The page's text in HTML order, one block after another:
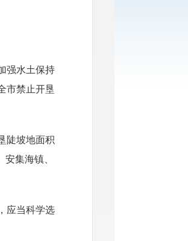
强水土保持
市禁止开垦
陡坡地面积
集海镇、
应当科学选